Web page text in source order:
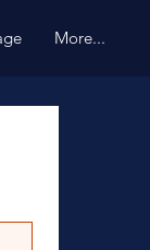
More...